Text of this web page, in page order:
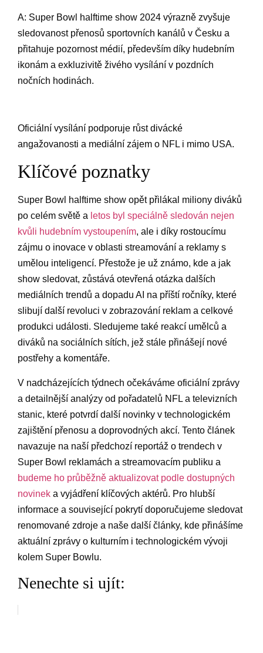
A: ⁢Super ‌Bowl halftime show ⁢2024 výrazně zvyšuje
sledovanost přenosů sportovních kanálů v Česku a
přitahuje pozornost médií, především díky hudebním
ikonám a exkluzivitě živého vysílání v pozdních
nočních hodinách.
Oficiální vysílání podporuje růst divácké
angažovanosti a mediální zájem​ o NFL⁤ i mimo USA.
Klíčové poznatky
Super‌ Bowl halftime show opět ‍přilákal miliony diváků
po⁤ celém ⁤světě ⁢a letos⁤ byl speciálně sledován⁤ nejen
kvůli‌ hudebním vystoupením, ale i díky rostoucímu
⁣zájmu o inovace v⁤ oblasti streamování a reklamy s
umělou inteligencí. Přestože ‌je už známo, kde a ‍jak
show sledovat, zůstává​ otevřená otázka‌ dalších
mediálních trendů ⁣a dopadu AI na příští⁤ ročníky, které
slibují další revoluci v zobrazování reklam a celkové
⁢produkci události. Sledujeme ⁤také reakcí umělců a
diváků na⁣ sociálních sítích, jež stále přinášejí nové
postřehy a⁤ komentáře.
V nadcházejících týdnech očekáváme oficiální zprávy‍
a detailnější analýzy od pořadatelů NFL a⁤ televizních
stanic, které potvrdí další novinky v ‍technologickém
zajištění přenosu a doprovodných akcí. ⁣Tento článek
navazuje na naší předchozí reportáž o trendech v
Super Bowl reklamách a‍ streamovacím publiku a
budeme ho průběžně aktualizovat podle dostupných
novinek a vyjádření klíčových aktérů. Pro hlubší
informace a související ⁣pokrytí doporučujeme sledovat
renomované‌ zdroje​ a naše další články, kde přinášíme
aktuální zprávy ‍o⁢ kulturním ⁤i technologickém vývoji
kolem Super Bowlu.
Nenechte si ujít: